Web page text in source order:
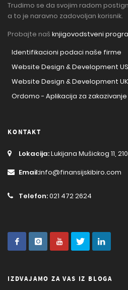
Trudimo se da svojim radom
a to je naravno zadovoljan korisnik.
Probajte naš knjigovodstveni
Identifikacioni podaci naše firme
Website Design & Development
Website Design & Development
Ordomo - Aplikacija za zakazivanje
KONTAKT
Lokacija:Lukijana Mušickog 11,
Email:info@finansijskibiro.com
Telefon:021 472 2624
IZDVAJAMO ZA VAS IZ BLOGA